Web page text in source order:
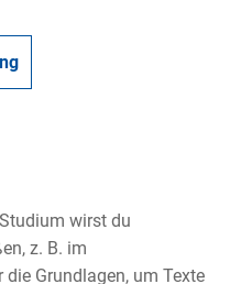
wirst du
z. B. im
Grundlagen, um Texte